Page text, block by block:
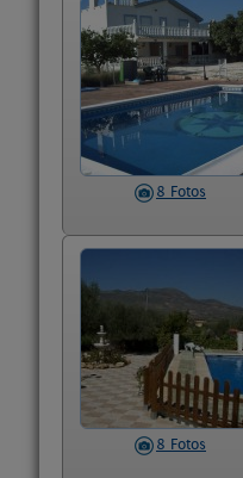
8 Fotos
8 Fotos